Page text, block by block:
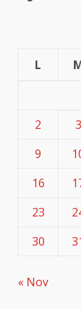
L
2
3
9
16
23
30
« Nov